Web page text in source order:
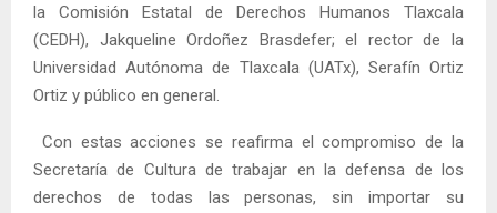
la Comisión Estatal de Derechos Humanos Tlaxcala
(CEDH), Jakqueline Ordoñez Brasdefer; el rector de la
Universidad Autónoma de Tlaxcala (UATx), Serafín Ortiz
Ortiz y público en general.
Con estas acciones se reafirma el compromiso de la
Secretaría de Cultura de trabajar en la defensa de los
derechos de todas las personas, sin importar su